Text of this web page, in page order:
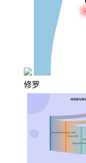
修罗